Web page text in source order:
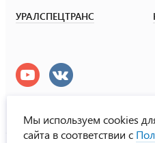
УРАЛСПЕЦТРАНС
Мы используем cookies
сайта в соответствии с